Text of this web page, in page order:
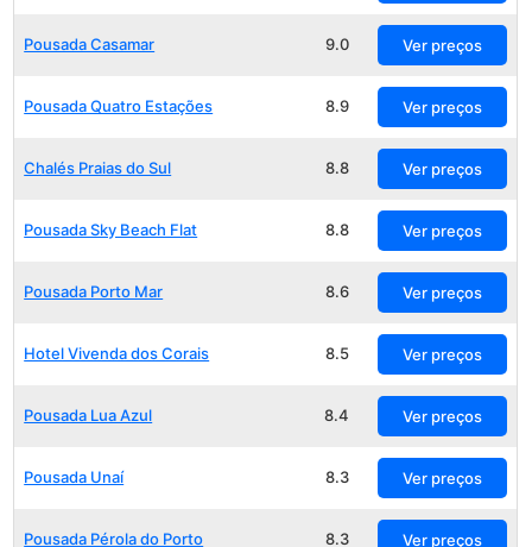
Pousada Casamar 9.0 Ver preços
Pousada Quatro Estações 8.9 Ver preços
Chalés Praias do Sul 8.8 Ver preços
Pousada Sky Beach Flat 8.8 Ver preços
Pousada Porto Mar 8.6 Ver preços
Hotel Vivenda dos Corais 8.5 Ver preços
Pousada Lua Azul 8.4 Ver preços
Pousada Unaí 8.3 Ver preços
Pousada Pérola do Porto 8.3 Ver preços